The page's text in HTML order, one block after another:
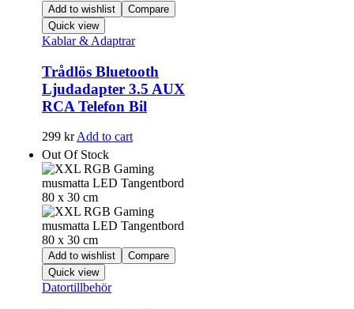
Add to wishlist
Compare
Quick view
Kablar & Adaptrar
Trådlös Bluetooth
Ljudadapter 3.5 AUX
RCA Telefon Bil
299 kr Add to cart
Out Of Stock
Add to wishlist
Compare
Quick view
Datortillbehör